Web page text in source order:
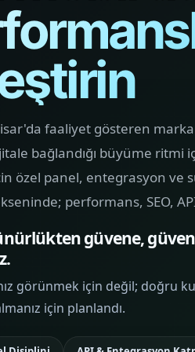
Uygulama
mobilde güçlü görünmesini
sade karar akışı ve yüksek
sunan uygulama
kurguluyoruz.
Medya
artıran, sosyal
ve içerik dilini tutarlı hale
yönetim yapıları planlıyoruz.
faaliyet gösteren
bağlandığı büyüme ritmi
özel panel, entegrasyon ve
performans, SEO,
güvene,
görünmek için değil; doğru
için planlandı.